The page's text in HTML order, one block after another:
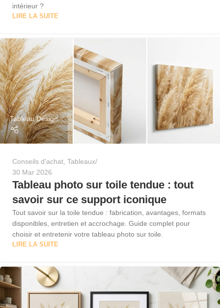
intérieur ?
LIRE LA SUITE
Tableau Design
Conseils d'achat Tableaux
30 Mar 2026
Tableau photo sur toile tendue : tout
savoir sur ce support iconique
Tout savoir sur la toile tendue : fabrication, avantages, formats
disponibles, entretien et accrochage. Guide complet pour
choisir et entretenir votre tableau photo sur toile.
LIRE LA SUITE